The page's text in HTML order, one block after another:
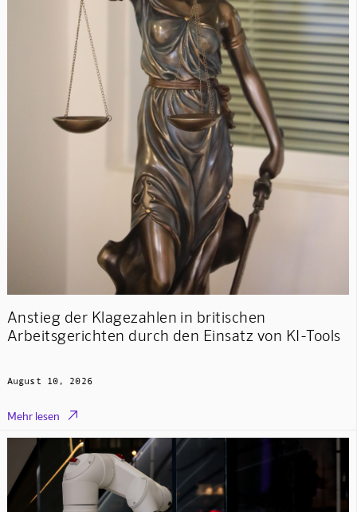
Anstieg der Klagezahlen in britischen
Arbeitsgerichten durch den Einsatz von KI-Tools
August 10, 2026
Mehr lesen 